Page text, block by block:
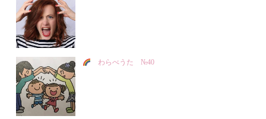
わらべうた №40